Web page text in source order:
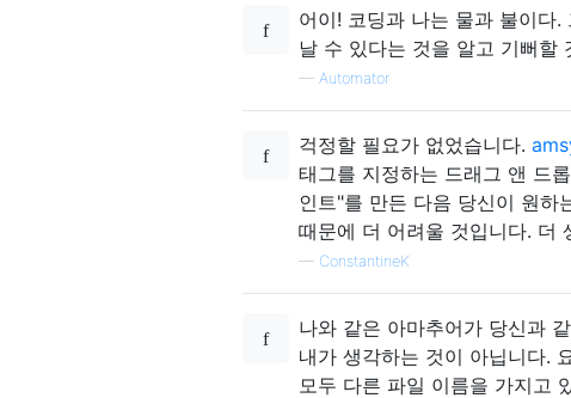
어이! 코딩과 나는 물과 불이다
날 수 있다는 것을 알고 기뻐할
— Automator
걱정할 필요가 없었습니다.
태그를 지정하는 드래그 앤 드
인트"를 만든 다음 당신이 원하
때문에 더 어려울 것입니다. 더
— ConstantineK
나와 같은 아마추어가 당신과
내가 생각하는 것이 아닙니다.
모두 다른 파일 이름을 가지고